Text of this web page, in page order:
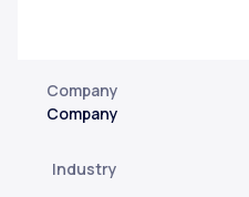
Company
Company
Industry